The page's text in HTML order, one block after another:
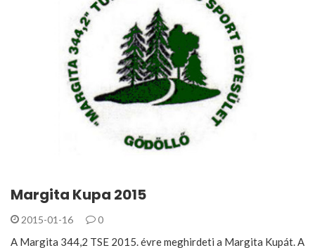
Margita Kupa 2015
2015-01-16 0
A Margita 344,2 TSE 2015. évre meghirdeti a Margita Kupát. A